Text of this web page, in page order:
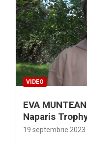
VIDEO
EVA
Naparis
19 septembrie 2023